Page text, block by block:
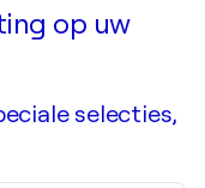
op uw
selecties,